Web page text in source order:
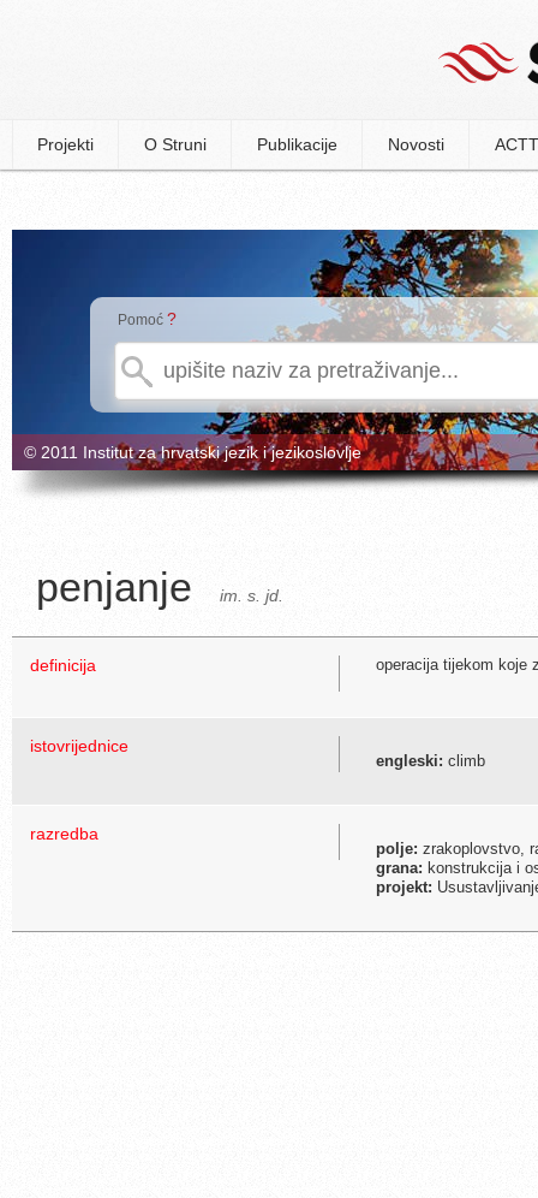
Projekti O Struni Publikacije Novosti
Pomoć ?
© 2011 Institut za hrvatski jezik i jezikoslovlje
penjanje im. s. jd.
definicija operacija tijekom koje
istovrijednice
engleski: climb
razredba
polje: zrakoplovstvo,
grana: konstrukcija i
projekt: